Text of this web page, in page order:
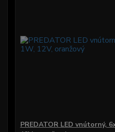
PREDATOR LED vnútorný,